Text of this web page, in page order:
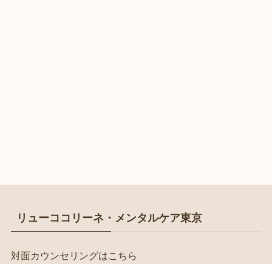
リューココリーネ・メンタルケア東京
対面カウンセリングはこちら